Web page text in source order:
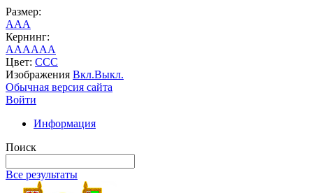
Размер:
AAA
Кернинг:
AAAAAA
Цвет: CCC
Изображения Вкл.Выкл.
Обычная версия сайта
Войти
Информация
Поиск
Все результаты